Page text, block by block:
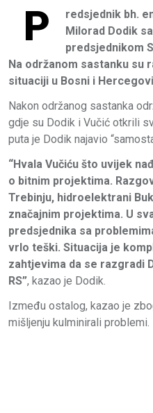
P
redsjednik bh.
Milorad Dodik
predsjednikom
Na održanom sastanku su
situaciji u Bosni i
Nakon održanog sastanka
gdje su Dodik i Vučić otkrili
puta je Dodik najavio
“Hvala Vučiću što uvijek
o bitnim projektima.
Trebinju, hidroelektrani
značajnim projektima. U
predsjednika sa
vrlo teški. Situacija je
zahtjevima da se razgradi
RS”, kazao je Dodik.
Između ostalog, kazao je
mišljenju kulminirali problemi.